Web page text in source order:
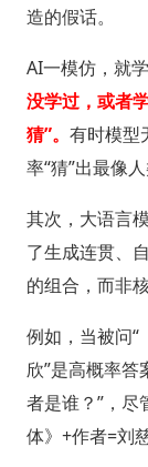
造的假话。
AI一模仿，就
没学过，或者
猜”。 有时模型
率“猜”出最像
其次，大语言
了生成连贯、
的组合，而非
例如，当被问“
欣”是高概率
者是谁？”，尽
体》+作者=刘